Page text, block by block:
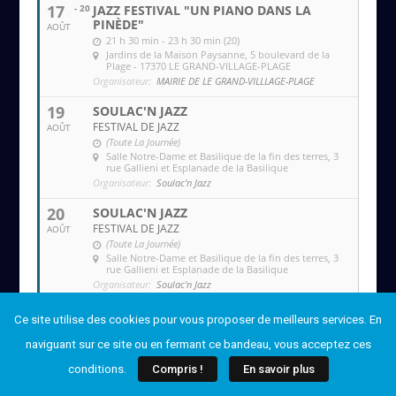
17
AOÛT
- 20 JAZZ FESTIVAL "UN PIANO DANS LA
PINÈDE"
21 h 30 min - 23 h 30 min (20)
Jardins de la Maison Paysanne , 5 boulevard de la
Plage - 17370 LE GRAND-VILLAGE-PLAGE
Organisateur: MAIRIE DE LE GRAND-VILLLAGE-PLAGE
19
AOÛT
SOULAC'N JAZZ
FESTIVAL DE JAZZ
(Toute La Journée)
Salle Notre-Dame et Basilique de la fin des terres , 3
rue Gallieni et Esplanade de la Basilique
Organisateur: Soulac'n Jazz
20
AOÛT
SOULAC'N JAZZ
FESTIVAL DE JAZZ
(Toute La Journée)
Salle Notre-Dame et Basilique de la fin des terres , 3
rue Gallieni et Esplanade de la Basilique
Organisateur: Soulac'n Jazz
Ce site utilise des cookies pour vous proposer de meilleurs services. En
naviguant sur ce site ou en fermant ce bandeau, vous acceptez ces
conditions.
Compris ! En savoir plus